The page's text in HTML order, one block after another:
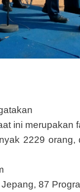
ini merupakan
2229 orang,
87